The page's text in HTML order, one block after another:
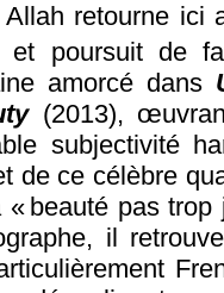
Allah retourne
poursuit de
amorcé dans
(2013),
subjectivité
de ce célèbre
beauté pas
il